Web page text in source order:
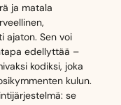
ja matala
ajaton. Sen voi
edellyttää –
kodiksi, joka
kulun.
se